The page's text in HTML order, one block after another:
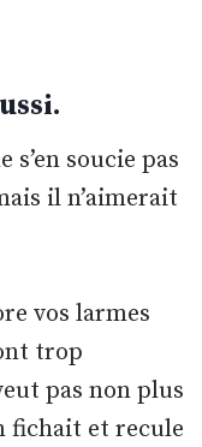
soucie pas
il n’aimerait
vos larmes
trop
pas non plus
fichait et recule